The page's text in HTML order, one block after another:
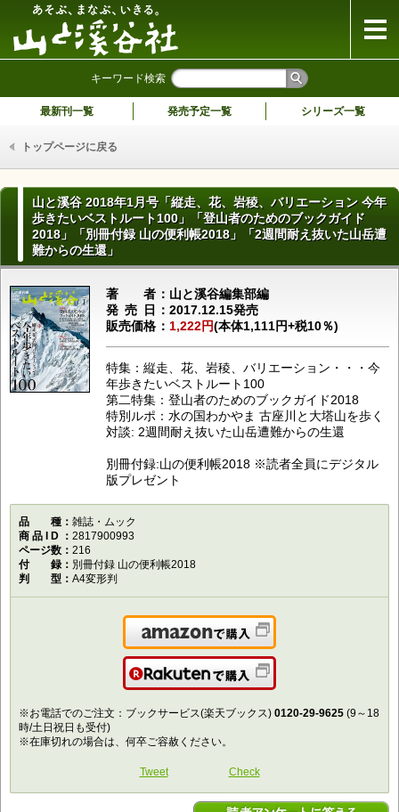
キーワード検索
最新刊一覧 発売予定一覧 シリーズ一覧
トップページに戻る
山と溪谷 2018年1月号「縦走、花、岩稜、バリエーション 今年
歩きたいベストルート100」「登山者のためのブックガイド
2018」「別冊付録 山の便利帳2018」「2週間耐え抜いた山岳遭
難からの生還」
著者山と溪谷編集部編
発売日 2017.12.15発売
販売価格
1,222円(本体1,111円+税10％)
特集：縦走、花、岩稜、バリエーション・・・今
年歩きたいベストルート100
第二特集：登山者のためのブックガイド2018
特別ルポ：水の国わかやま 古座川と大塔山を歩く
対談: 2週間耐え抜いた山岳遭難からの生還
別冊付録:山の便利帳2018 ※読者全員にデジタル
版プレゼント
品種雑誌・ムック
商品ID
2817900993
ページ数
216
付録別冊付録 山の便利帳2018
判型A4変形判
Amazonで購入
楽天で購入
※お電話でのご注文：ブックサービス(楽天ブックス) 0120-29-9625 (9～18
時/土日祝日も受付)
※在庫切れの場合は、何卒ご容赦ください。
Tweet Check